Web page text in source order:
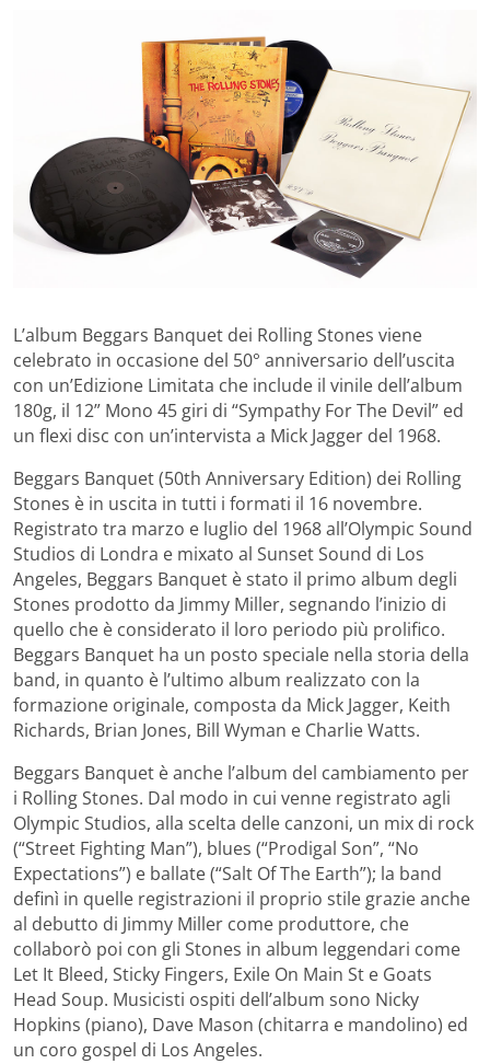
L’album Beggars Banquet dei Rolling Stones viene
celebrato in occasione del 50° anniversario dell’uscita
con un’Edizione Limitata che include il vinile dell’album
180g, il 12” Mono 45 giri di “Sympathy For The Devil” ed
un flexi disc con un’intervista a Mick Jagger del 1968.
Beggars Banquet (50th Anniversary Edition) dei Rolling
Stones è in uscita in tutti i formati il 16 novembre.
Registrato tra marzo e luglio del 1968 all’Olympic Sound
Studios di Londra e mixato al Sunset Sound di Los
Angeles, Beggars Banquet è stato il primo album degli
Stones prodotto da Jimmy Miller, segnando l’inizio di
quello che è considerato il loro periodo più prolifico.
Beggars Banquet ha un posto speciale nella storia della
band, in quanto è l’ultimo album realizzato con la
formazione originale, composta da Mick Jagger, Keith
Richards, Brian Jones, Bill Wyman e Charlie Watts.
Beggars Banquet è anche l’album del cambiamento per
i Rolling Stones. Dal modo in cui venne registrato agli
Olympic Studios, alla scelta delle canzoni, un mix di rock
(“Street Fighting Man”), blues (“Prodigal Son”, “No
Expectations”) e ballate (“Salt Of The Earth”); la band
definì in quelle registrazioni il proprio stile grazie anche
al debutto di Jimmy Miller come produttore, che
collaborò poi con gli Stones in album leggendari come
Let It Bleed, Sticky Fingers, Exile On Main St e Goats
Head Soup. Musicisti ospiti dell’album sono Nicky
Hopkins (piano), Dave Mason (chitarra e mandolino) ed
un coro gospel di Los Angeles.